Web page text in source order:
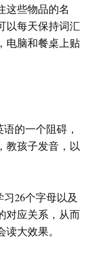
这些物品的名
以每天保持词汇
电脑和餐桌上贴
的一个阻碍，
教孩子发音，以
26个字母以及
对应关系，从而
大效果。